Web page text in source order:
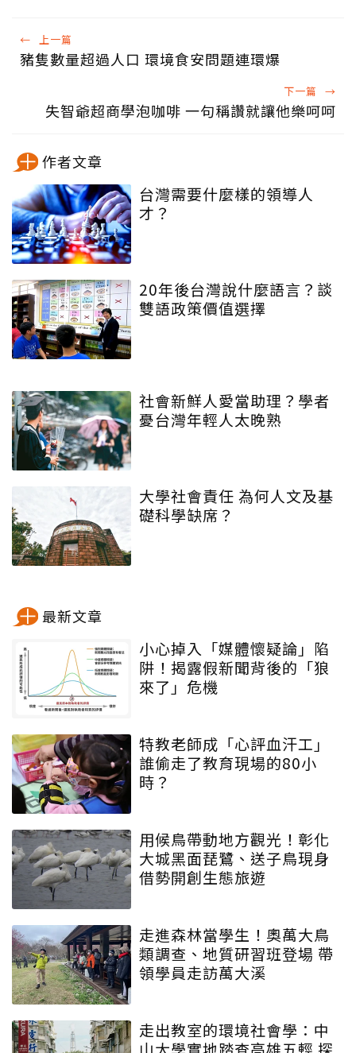
← 上一篇
豬隻數量超過人口 環境食安問題連環爆
下一篇 →
失智爺超商學泡咖啡 一句稱讚就讓他樂呵呵
作者文章
台灣需要什麼樣的領導人
才？
20年後台灣說什麼語言？談
雙語政策價值選擇
社會新鮮人愛當助理？學者
憂台灣年輕人太晚熟
大學社會責任 為何人文及基
礎科學缺席？
最新文章
小心掉入「媒體懷疑論」陷
阱！揭露假新聞背後的「狼
來了」危機
特教老師成「心評血汗工」
誰偷走了教育現場的80小
時？
用候鳥帶動地方觀光！彰化
大城黑面琵鷺、送子鳥現身
借勢開創生態旅遊
走進森林當學生！奧萬大鳥
類調查、地質研習班登場 帶
領學員走訪萬大溪
走出教室的環境社會學：中